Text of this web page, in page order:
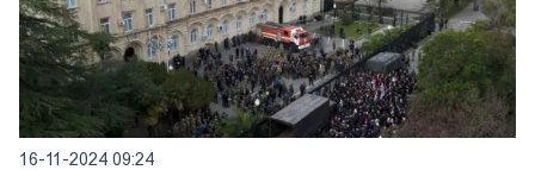
16-11-2024 09:24